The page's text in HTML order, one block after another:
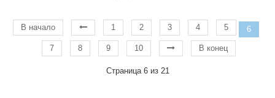
В начало 1 2 3 4 5 6
7 8 9 10 В конец
Страница 6 из 21